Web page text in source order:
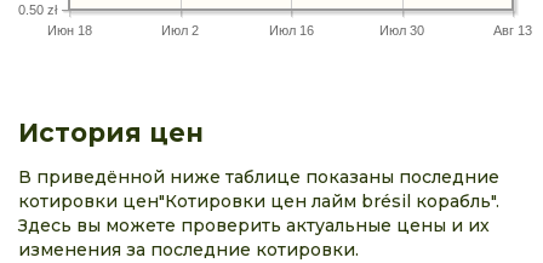
Июн 18 Июл 2 Июл 16 Июл 30 Авг 13
0.50 zł
История цен
В приведённой ниже таблице показаны последние
котировки цен"Котировки цен лайм brésil корабль".
Здесь вы можете проверить актуальные цены и их
изменения за последние котировки.